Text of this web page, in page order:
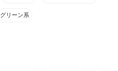
グリーン系